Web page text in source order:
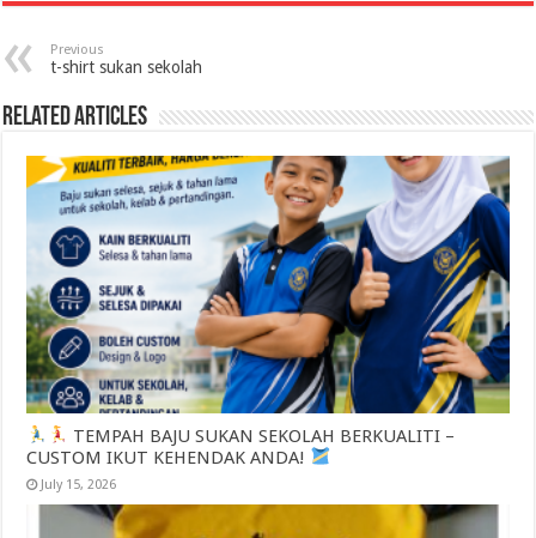
Previous
t-shirt sukan sekolah
Related Articles
TEMPAH BAJU SUKAN SEKOLAH BERKUALITI –
CUSTOM IKUT KEHENDAK ANDA!
July 15, 2026